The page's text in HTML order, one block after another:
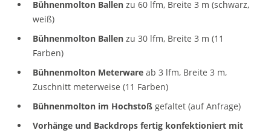
Bühnenmolton Ballen zu 60 lfm, Breite 3 m (schwarz,
weiß)
Bühnenmolton Ballen zu 30 lfm, Breite 3 m (11
Farben)
Bühnenmolton Meterware ab 3 lfm, Breite 3 m,
Zuschnitt meterweise (11 Farben)
Bühnenmolton im Hochstoß gefaltet (auf Anfrage)
Vorhänge und Backdrops fertig konfektioniert mit